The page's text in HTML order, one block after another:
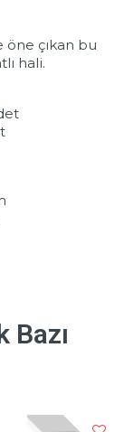
öne çıkan bu
hali.